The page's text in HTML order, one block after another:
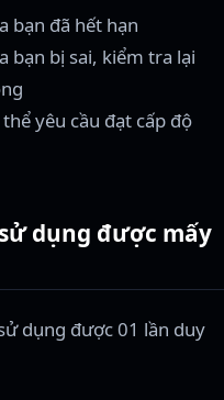
bạn đã hết hạn
bạn bị sai, kiểm tra lại
yêu cầu đạt cấp độ
dụng được mấy
dụng được 01 lần duy